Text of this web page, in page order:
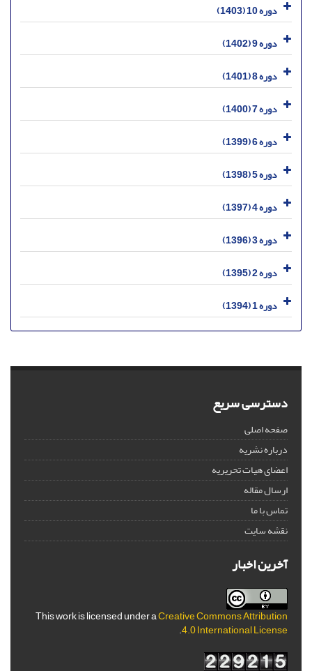
دوره 10 (1403)
دوره 9 (1402)
دوره 8 (1401)
دوره 7 (1400)
دوره 6 (1399)
دوره 5 (1398)
دوره 4 (1397)
دوره 3 (1396)
دوره 2 (1395)
دوره 1 (1394)
دسترسی سریع
صفحه اصلی
درباره نشریه
اعضای هیات تحریریه
ارسال مقاله
تماس با ما
نقشه سایت
آخرین اخبار
This work is licensed under aCreative Commons Attribution
4.0 International License
.